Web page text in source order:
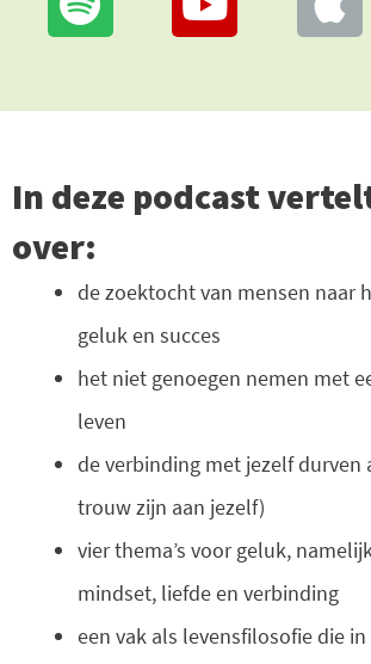
In deze podcast
over:
de zoektocht van mensen naar
geluk en succes
het niet genoegen nemen met
leven
de verbinding met jezelf durven
trouw zijn aan jezelf)
vier thema’s voor geluk,
mindset, liefde en verbinding
een vak als levensfilosofie die